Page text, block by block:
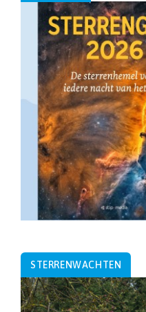
STERRENWACHTEN